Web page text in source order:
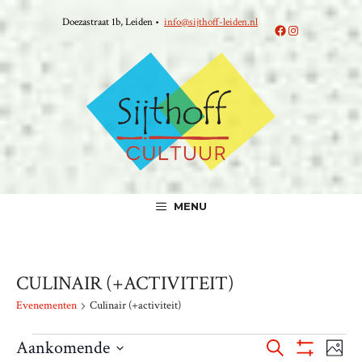
inhoud
Doezastraat 1b, Leiden • info@sijthoff-leiden.nl Facebook
Instagram
MENU
CULINAIR (+ACTIVITEIT)
Evenementen Culinair (+activiteit)
EVENEMENTEN
E
Z
E
F
Aankomende